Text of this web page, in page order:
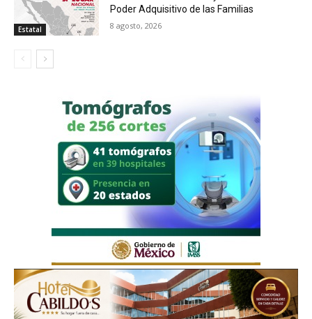
Estatal
Poder Adquisitivo de las Familias
8 agosto, 2026